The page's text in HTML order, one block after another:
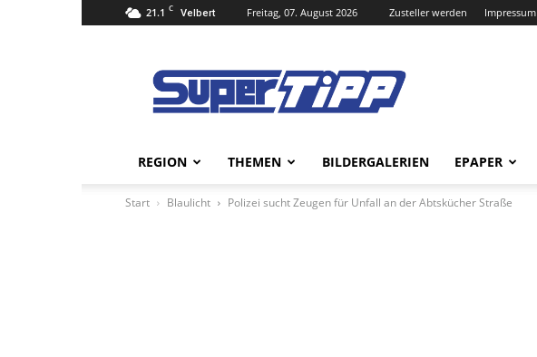
21.1 C Velbert Freitag, 07. August 2026 Zusteller werden Impressum
Tipp
Online
REGION THEMEN BILDERGALERIEN EPAPER
Start Blaulicht Polizei sucht Zeugen für Unfall an der Abtskücher Straße